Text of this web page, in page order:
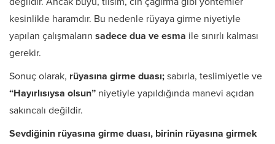
kesinlikle haramdır. Bu nedenle rüyaya girme niyetiyle
yapılan çalışmaların sadece dua ve esma ile sınırlı kalması
gerekir.
Sonuç olarak, rüyasına girme duası; sabırla, teslimiyetle ve
“Hayırlısıysa olsun” niyetiyle yapıldığında manevi açıdan
sakıncalı değildir.
Sevdiğinin rüyasına girme duası, birinin rüyasına girmek